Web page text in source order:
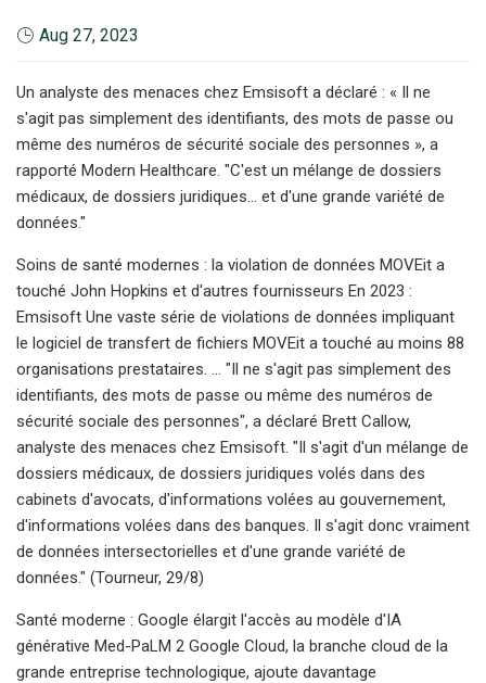
Aug 27, 2023
Un analyste des menaces chez Emsisoft a déclaré : « Il ne
s'agit pas simplement des identifiants, des mots de passe ou
même des numéros de sécurité sociale des personnes », a
rapporté Modern Healthcare. "C'est un mélange de dossiers
médicaux, de dossiers juridiques... et d'une grande variété de
données."
Soins de santé modernes : la violation de données MOVEit a
touché John Hopkins et d'autres fournisseurs En 2023 :
Emsisoft Une vaste série de violations de données impliquant
le logiciel de transfert de fichiers MOVEit a touché au moins 88
organisations prestataires. ... "Il ne s'agit pas simplement des
identifiants, des mots de passe ou même des numéros de
sécurité sociale des personnes", a déclaré Brett Callow,
analyste des menaces chez Emsisoft. "Il s'agit d'un mélange de
dossiers médicaux, de dossiers juridiques volés dans des
cabinets d'avocats, d'informations volées au gouvernement,
d'informations volées dans des banques. Il s'agit donc vraiment
de données intersectorielles et d'une grande variété de
données." (Tourneur, 29/8)
Santé moderne : Google élargit l'accès au modèle d'IA
générative Med-PaLM 2 Google Cloud, la branche cloud de la
grande entreprise technologique, ajoute davantage